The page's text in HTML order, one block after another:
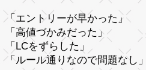
「エントリーが早かった」
「高値づかみだった」
「LCをずらした」
「ルール通りなので問題なし」